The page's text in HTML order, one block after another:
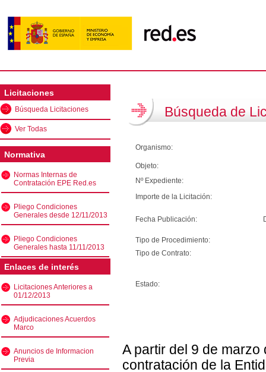
Licitaciones
Búsqueda Licitaciones
Ver Todas
Normativa
Normas Internas de
Contratación EPE Red.es
Pliego Condiciones
Generales desde 12/11/2013
Pliego Condiciones
Generales hasta 11/11/2013
Enlaces de interés
Licitaciones Anteriores a
01/12/2013
Adjudicaciones Acuerdos
Marco
Anuncios de Informacion
Previa
Búsqueda de
Organismo:
Objeto:
Nº Expediente:
Importe de la Licitación:
Fecha Publicación:
Tipo de Procedimiento:
Tipo de Contrato:
Estado:
A partir del 9 de
contratación de la